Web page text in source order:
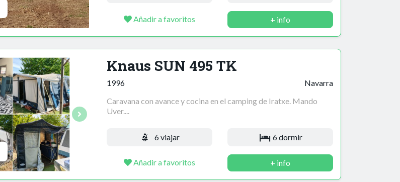
Añadir a favoritos + info
Knaus SUN 495 TK
1996
Navarra
Caravana con avance y cocina en el camping de Iratxe. Mando
Uver....
6 viajar 6 dormir
Añadir a favoritos + info